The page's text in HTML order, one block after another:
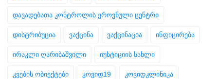
დავადებათა კონტროლის ეროვნული ცენტრი
დისტრიბუცია ვაქცინა ვაქცინაცია ინფიცირება
ირაკლი ღარიბაშვილი იუსტიციის სახლი
კვების ობიექტები კოვიდ19 კოვიდკლინიკა